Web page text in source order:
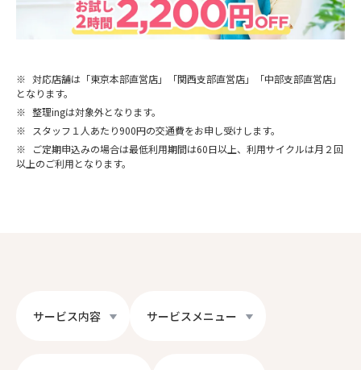
※ 対応店舗は「東京本部直営店」「関西支部直営店」「中部支部直営店」
となります。
※ 整理ingは対象外となります。
※
スタッフ１人あたり900円の交通費をお申し受けします。
※
ご定期申込みの場合は最低利用期間は60日以上、利用サイクルは月２回
以上のご利用となります。
サービス内容 サービスメニュー